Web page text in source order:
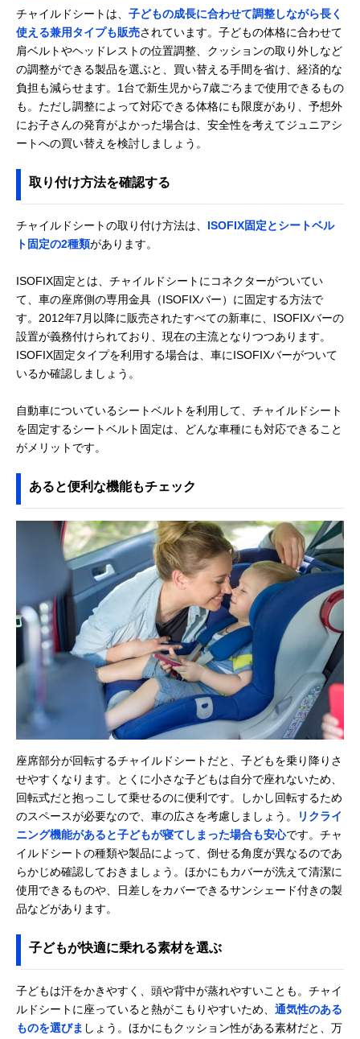
チャイルドシートは、 子どもの成長に合わせて調整しながら長く
使える兼用タイプも販売されています。子どもの体格に合わせて
肩ベルトやヘッドレストの位置調整、クッションの取り外しなど
の調整ができる製品を選ぶと、買い替える手間を省け、経済的な
負担も減らせます。1台で新生児から7歳ごろまで使用できるもの
も。ただし調整によって対応できる体格にも限度があり、予想外
にお子さんの発育がよかった場合は、安全性を考えてジュニアシ
ートへの買い替えを検討しましょう。
取り付け方法を確認する
チャイルドシートの取り付け方法は、 ISOFIX固定とシートベル
ト固定の2種類があります。
ISOFIX固定とは、チャイルドシートにコネクターがついてい
て、車の座席側の専用金具（ISOFIXバー）に固定する方法で
す。2012年7月以降に販売されたすべての新車に、ISOFIXバーの
設置が義務付けられており、現在の主流となりつつあります。
ISOFIX固定タイプを利用する場合は、車にISOFIXバーがついて
いるか確認しましょう。
自動車についているシートベルトを利用して、チャイルドシート
を固定するシートベルト固定は、どんな車種にも対応できること
がメリットです。
あると便利な機能もチェック
座席部分が回転するチャイルドシートだと、子どもを乗り降りさ
せやすくなります。とくに小さな子どもは自分で座れないため、
回転式だと抱っこして乗せるのに便利です。しかし回転するため
のスペースが必要なので、車の広さを考慮しましょう。
リクライ
ニング機能があると子どもが寝てしまった場合も安心です。チャ
イルドシートの種類や製品によって、倒せる角度が異なるのであ
らかじめ確認しておきましょう。ほかにもカバーが洗えて清潔に
使用できるものや、日差しをカバーできるサンシェード付きの製
品などがあります。
子どもが快適に乗れる素材を選ぶ
子どもは汗をかきやすく、頭や背中が蒸れやすいことも。チャイ
ルドシートに座っていると熱がこもりやすいため、 通気性のある
ものを選びま しょう。ほかにもクッション性がある素材だと、万